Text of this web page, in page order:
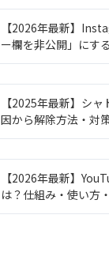
【2026年最新】
ー欄を非公開」にす
垢運用の完全ガイド
【2025年最新】シ
因から解除方法・対
く解説
【2026年最新】
は？仕組み・使い方